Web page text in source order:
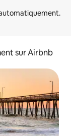
sur Airbnb